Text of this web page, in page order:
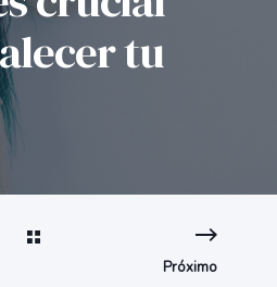
tu
Próximo